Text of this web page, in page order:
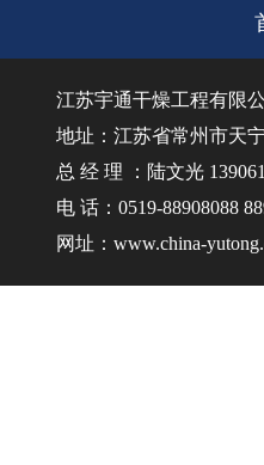
江苏宇通干燥工程有
地址：江苏省常州市天
总 经 理 ：陆文光
电 话：0519-88908088
网址：www.china-